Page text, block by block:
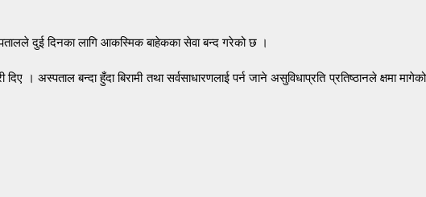
दुई दिनका लागि आकस्मिक बाहेकका सेवा बन्द गरेको छ ।
बन्दा हुँदा बिरामी तथा सर्वसाधारणलाई पर्न जाने असुविधाप्रति प्रतिष्ठानले क्षमा मागेको